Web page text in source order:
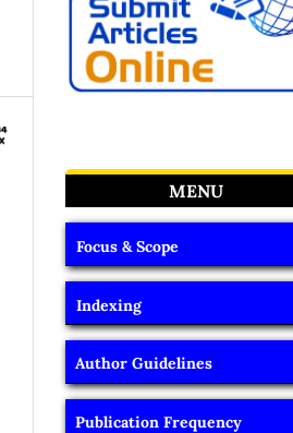
MENU
Focus & Scope
Indexing
Author Guidelines
Publication Frequency